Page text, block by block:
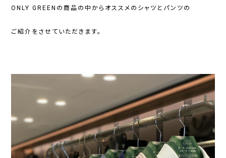
ONLY GREENの商品の中からオススメのシャツとパンツの
ご紹介をさせていただきます。